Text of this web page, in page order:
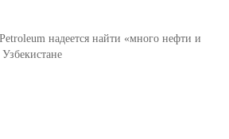
надеется найти «много нефти и
Узбекистане